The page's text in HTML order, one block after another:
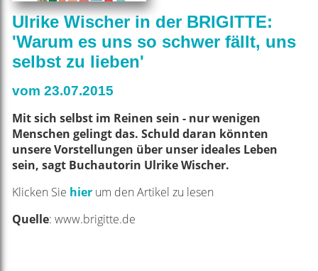
Ulrike Wischer in der BRIGITTE:
'Warum es uns so schwer fällt, uns
selbst zu lieben'
vom 23.07.2015
Mit sich selbst im Reinen sein - nur wenigen
Menschen gelingt das. Schuld daran könnten
unsere Vorstellungen über unser ideales Leben
sein, sagt Buchautorin Ulrike Wischer.
Klicken Sie hier um den Artikel zu lesen
Quelle: www.brigitte.de